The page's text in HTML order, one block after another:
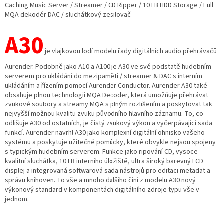
Caching Music Server / Streamer / CD Ripper / 10TB HDD Storage / Full
MQA dekodér DAC / sluchátkový zesilovač
A30 je vlajkovou lodí modelu řady digitálních audio přehrávačů
Aurender. Podobně jako A10 a A100 je A30 ve své podstatě hudebním
serverem pro ukládání do mezipaměti / streamer & DAC s interním
ukládáním a řízením pomocí Aurender Conductor. Aurender A30 také
obsahuje plnou technologii MQA Decoder, která umožňuje přehrávat
zvukové soubory a streamy MQA s plným rozlišením a poskytovat tak
nejvyšší možnou kvalitu zvuku původního hlavního záznamu. To, co
odlišuje A30 od ostatních, je čistý zvukový výkon a vyčerpávající sada
funkcí. Aurender navrhl A30 jako komplexní digitální ohnisko vašeho
systému a poskytuje užitečné pomůcky, které obvykle nejsou spojeny
s typickým hudebním serverem. Funkce jako ripování CD, vysoce
kvalitní sluchátka, 10TB interního úložiště, ultra široký barevný LCD
displej a integrovaná softwarová sada nástrojů pro editaci metadat a
správu knihoven. To vše a mnoho dalšího činí z modelu A30 nový
výkonový standard v komponentách digitálního zdroje typu vše v
jednom.